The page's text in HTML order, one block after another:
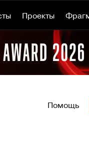
Проекты
Помощь